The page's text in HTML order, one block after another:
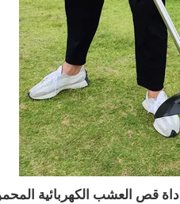
أداة قص العشب الكهربائية